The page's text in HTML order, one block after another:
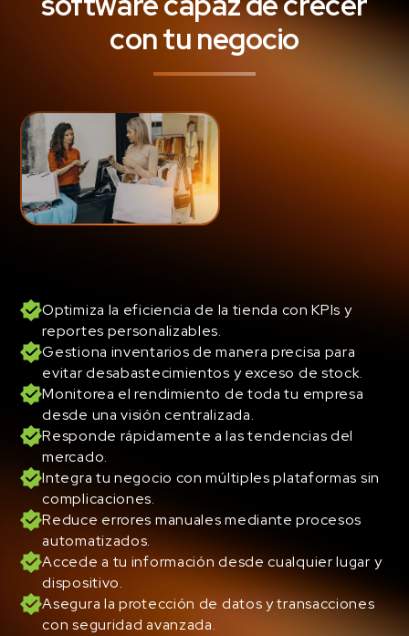
con tu negocio
Optimiza la eficiencia de la tienda con KPIs y
reportes personalizables.
Gestiona inventarios de manera precisa para
evitar desabastecimientos y exceso de stock.
Monitorea el rendimiento de toda tu empresa
desde una visión centralizada.
Responde rápidamente a las tendencias del
mercado.
Integra tu negocio con múltiples plataformas sin
complicaciones.
Reduce errores manuales mediante procesos
automatizados.
Accede a tu información desde cualquier lugar y
dispositivo.
Asegura la protección de datos y transacciones
con seguridad avanzada.